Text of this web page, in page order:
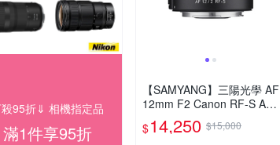
95折⇓ 相機指定品
滿1件享95折
【SAMYANG】三陽光學 AF
12mm F2 Canon RF-S AP
S-C 自動對焦鏡頭 公司貨
$14,250 $15,000